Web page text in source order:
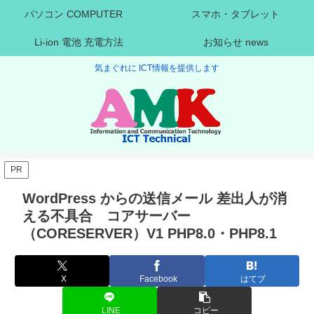
気まぐれに ICT情報を提供します
パソコン COMPUTER スマホ・タブレット
Li-ion 電池 充電方法 お知らせ news
PR
WordPress からの送信メール 差出人が消
える不具合 コアサーバー
（CORESERVER）V1 PHP8.0・PHP8.1
X Facebook はてブ
LINE コピー